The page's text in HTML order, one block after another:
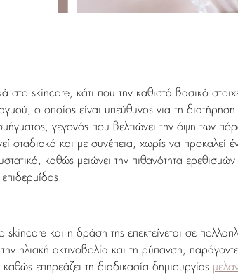
στο skincare, κάτι που την καθιστά βασικό
ο οποίος είναι υπεύθυνος για τη
γεγονός που βελτιώνει την όψη των
σταδιακά και με συνέπεια, χωρίς να προκαλεί
καθώς μειώνει την πιθανότητα
skincare και η δράση της επεκτείνεται σε
ηλιακή ακτινοβολία και τη ρύπανση,
επηρεάζει τη διαδικασία δημιουργίας